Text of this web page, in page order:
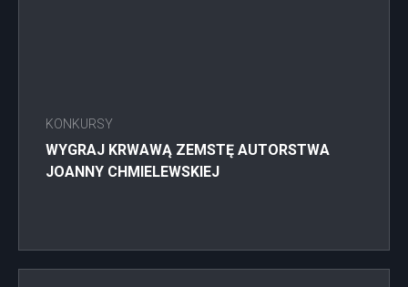
KONKURSY
WYGRAJ KRWAWĄ ZEMSTĘ AUTORSTWA
JOANNY CHMIELEWSKIEJ